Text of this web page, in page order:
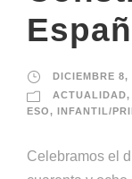
DICIEMBRE 8,
ACTUALIDAD,
ESO, INFANTIL/
Celebramos el